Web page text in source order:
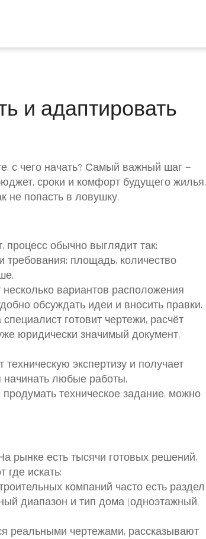
и адаптировать
с чего начать? Самый важный шаг —
сроки и комфорт будущего жилья.
не попасть в ловушку.
процесс обычно выглядит так:
требования: площадь, количество
несколько вариантов расположения
обсуждать идеи и вносить правки.
готовит чертежи, расчёт
юридически значимый документ,
техническую экспертизу и получает
начинать любые работы.
техническое задание, можно
рынке есть тысячи готовых решений,
где искать:
компаний часто есть раздел
диапазон и тип дома (одноэтажный,
реальными чертежами, рассказывают